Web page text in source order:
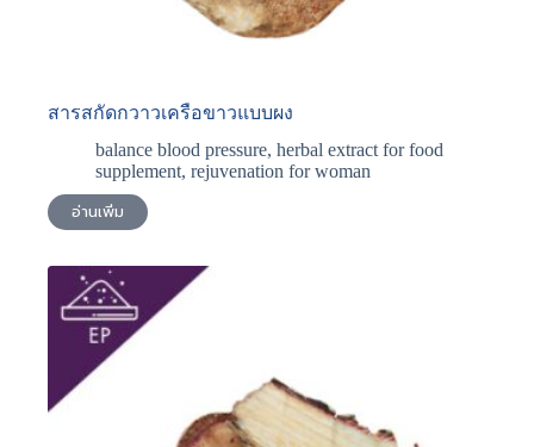
สารสกัดกวาวเครือขาวแบบผง
balance blood pressure, herbal extract for food
supplement, rejuvenation for woman
อ่านเพิ่ม